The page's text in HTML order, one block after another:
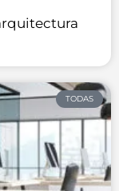
TODAS